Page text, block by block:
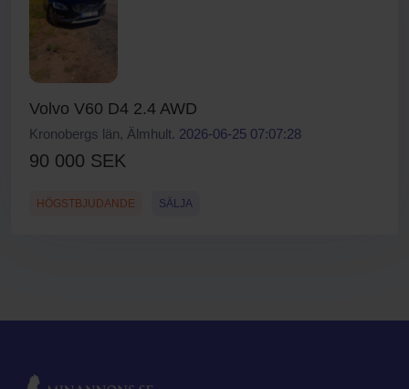
Volvo V60 D4 2.4 AWD
Kronobergs län, Älmhult. 2026-06-25 07:07:28
90 000 SEK
HÖGSTBJUDANDE SÄLJA